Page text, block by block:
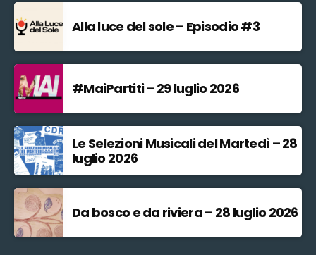
Alla luce del sole – Episodio #3
#MaiPartiti – 29 luglio 2026
Le Selezioni Musicali del Martedì – 28
luglio 2026
Da bosco e da riviera – 28 luglio 2026